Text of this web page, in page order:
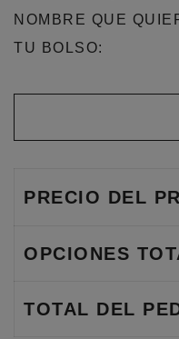
NOMBRE QUE
TU BOLSO:
PRECIO DEL
OPCIONES
TOTAL DEL